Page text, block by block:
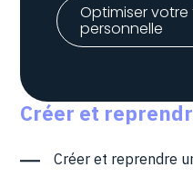
Optimiser
personnelle
Créer et
Créer et reprendre